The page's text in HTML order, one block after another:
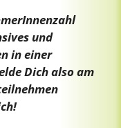
und
in einer
Dich also am